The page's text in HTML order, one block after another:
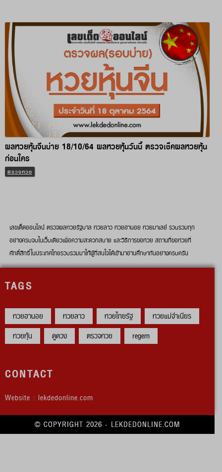
ผลหวยหุ้นจีนบ่าย 18/10/64 ผลหวยหุ้นวันนี้ ตรวจเช็คผลหวยหุ้น
ก่อนใคร
ตรวจหวย
เลขเด็ดออนไลน์ ตรวจผลหวยรัฐบาล หวยลาว หวยฮานอย หวยมาเลย์ รวบรวมทุก
อย่างครบจบในเว็บเดียวเพื่อความสะดวกสบาย และวิธีการขอหวย สถานที่ขอหวยที่
ศักดิ์สิทธิ์ในประเทศไทยรวบรวมมาให้ผู้ที่สนใจได้เข้ามาอ่านศึกษากันอย่างครบครัน
TAGS
หวยฮานอย หวยลาว หวยไทยรัฐ
หวยแม่จำเนียร
หวยหุ้น
ดูดวง ตรวจหวย regem
CONTACT
Website : lekdedonline.com
© COPYRIGHT 2026 - LEKDEDONLINE.COM